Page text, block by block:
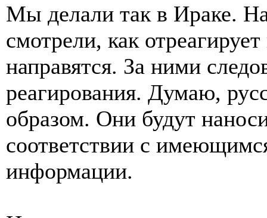
Мы делали так в Ираке.
смотрели, как
направятся. За ними
реагирования. Думаю,
образом. Они будут
соответствии с
информации.